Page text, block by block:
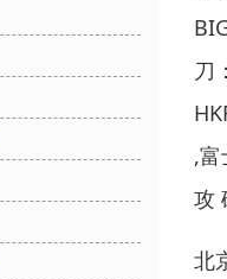
刀
,
攻
北